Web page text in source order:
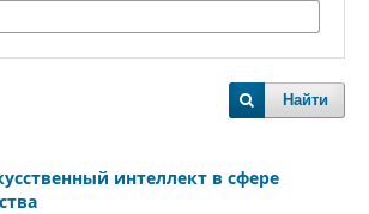
Найти
интеллект в сфере